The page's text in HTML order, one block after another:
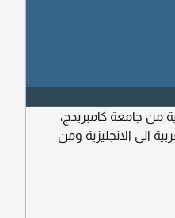
من جامعة كامبريدج،
الى الانجليزية ومن